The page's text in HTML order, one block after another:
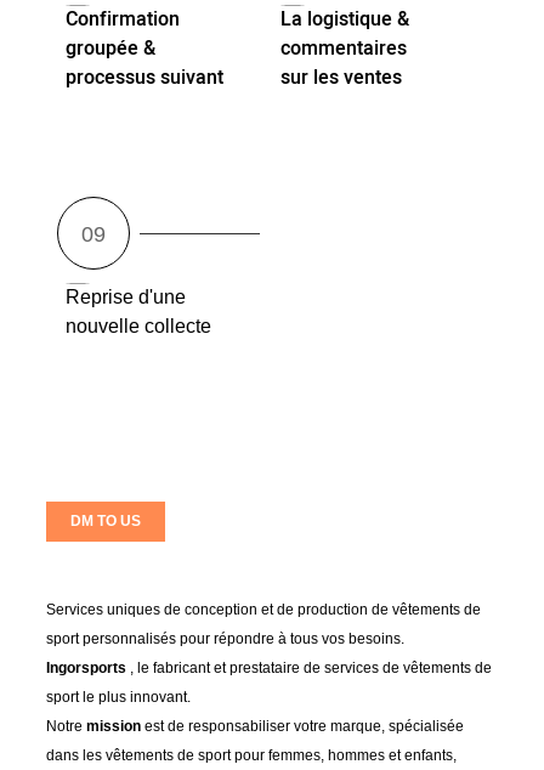
Confirmation
groupée &
processus suivant
La logistique &
commentaires
sur les ventes
Reprise d'une
nouvelle collecte
DM TO US
Services uniques de conception et de production de vêtements de
sport personnalisés pour répondre à tous vos besoins.
Ingorsports , le fabricant et prestataire de services de vêtements de
sport le plus innovant.
Notremissionest de responsabiliser votre marque, spécialisée
dans les vêtements de sport pour femmes, hommes et enfants,